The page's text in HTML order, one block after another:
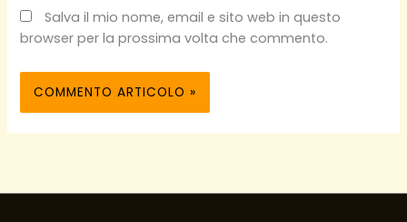
Salva il mio nome, email e sito web in questo
browser per la prossima volta che commento.